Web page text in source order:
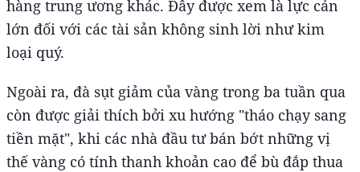
hàng trung ương khác. Đây được xem là lực cản
lớn đối với các tài sản không sinh lời như kim
loại quý.
Ngoài ra, đà sụt giảm của vàng trong ba tuần qua
còn được giải thích bởi xu hướng "tháo chạy sang
tiền mặt", khi các nhà đầu tư bán bớt những vị
thế vàng có tính thanh khoản cao để bù đắp thua